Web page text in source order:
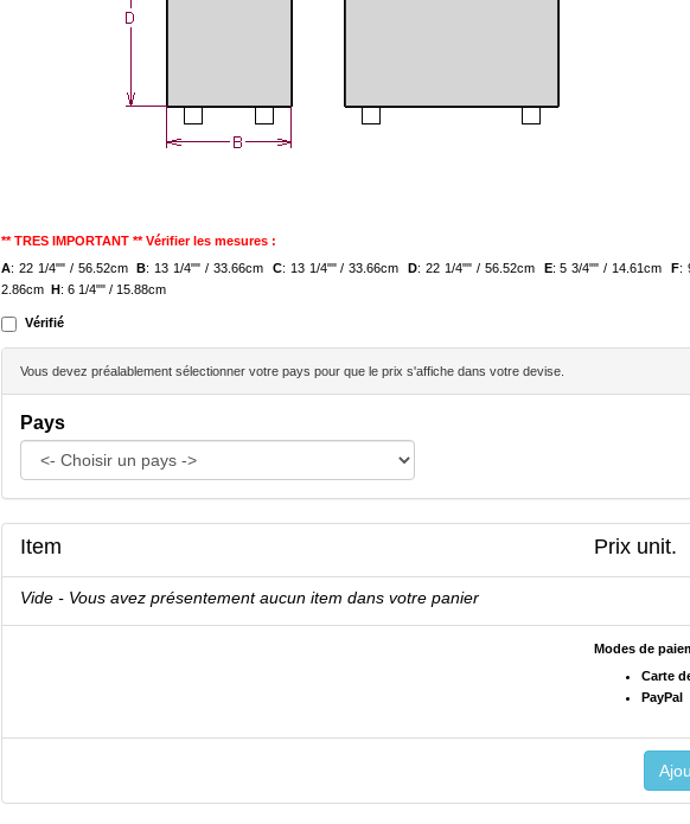
** TRES IMPORTANT ** Vérifier les mesures :
A: 22 1/4"" / 56.52cmB: 13 1/4"" / 33.66cm C: 13 1/4"" / 33.66cmD: 22 1/4"" / 56.52cm E: 5 3/4"" / 14.61cm F:
2.86cm H: 6 1/4"" / 15.88cm
Vérifié
Vous devez préalablement sélectionner votre pays pour que le prix s'affiche dans votre devise.
Pays
Item Prix unit.
Vide - Vous avez présentement aucun item dans votre panier
Modes de
Carte
PayPal